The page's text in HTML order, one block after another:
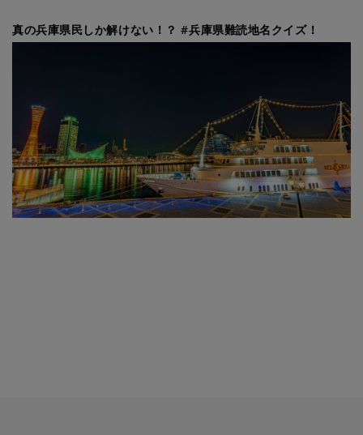
真の兵庫県民しか解けない！？ #兵庫県難読地名クイズ！